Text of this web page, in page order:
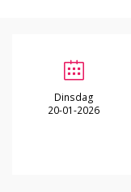
Dinsdag
20-01-2026